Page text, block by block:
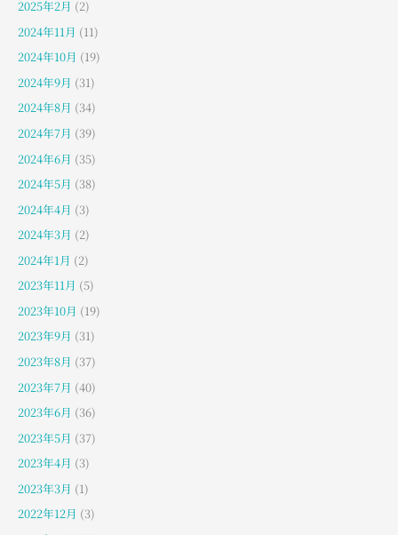
2025年2月 (2)
2024年11月 (11)
2024年10月 (19)
2024年9月 (31)
2024年8月 (34)
2024年7月 (39)
2024年6月 (35)
2024年5月 (38)
2024年4月 (3)
2024年3月 (2)
2024年1月 (2)
2023年11月 (5)
2023年10月 (19)
2023年9月 (31)
2023年8月 (37)
2023年7月 (40)
2023年6月 (36)
2023年5月 (37)
2023年4月 (3)
2023年3月 (1)
2022年12月 (3)